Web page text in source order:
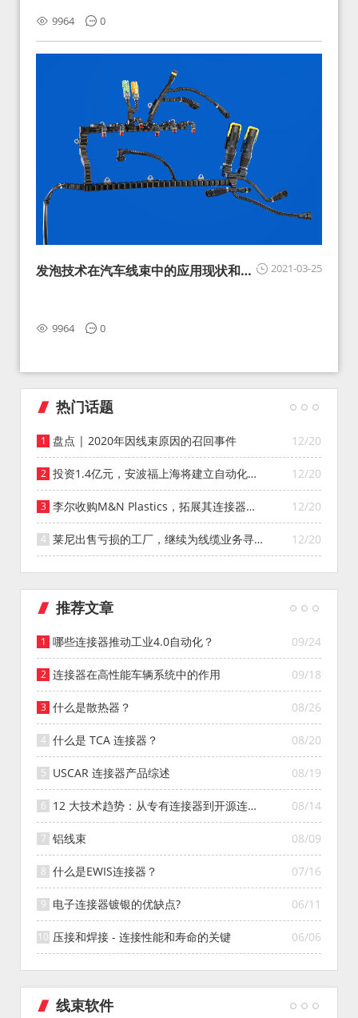
9964 0
2021-03-25
发泡技术在汽车线束中的应用现状和展
9964 0
热门话题
12/20
盘点 | 2020年因线束原因的召回事件
12/20
投资1.4亿元，安波福上海将建立自动化智
能仓库
12/20
李尔收购M&N Plastics，拓展其连接器系
统业务
12/20
莱尼出售亏损的工厂，继续为线缆业务寻找
投资者
推荐文章
09/24
哪些连接器推动工业4.0自动化？
09/18
连接器在高性能车辆系统中的作用
08/26
什么是散热器？
08/20
什么是 TCA 连接器？
08/19
USCAR 连接器产品综述
08/14
12 大技术趋势：从专有连接器到开源连接
器的演变
08/09
铝线束
07/16
什么是EWIS连接器？
06/11
电子连接器镀银的优缺点?
06/06
压接和焊接 - 连接性能和寿命的关键
线束软件